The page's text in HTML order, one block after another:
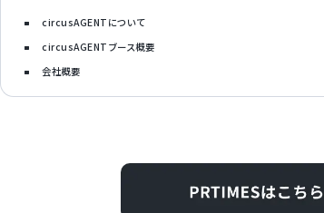
circusAGENTについて
circusAGENTブース概要
会社概要